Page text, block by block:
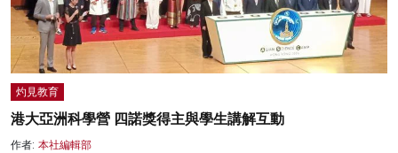
灼見教育
港大亞洲科學營 四諾獎得主與學生講解互動
作者: 本社編輯部